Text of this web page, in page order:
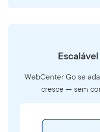
WebCenter Go se
cresce — sem